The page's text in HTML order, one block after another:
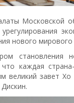
Московской
нового мирового
становления
каждая
великий завет